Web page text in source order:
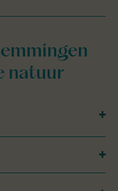
natuur